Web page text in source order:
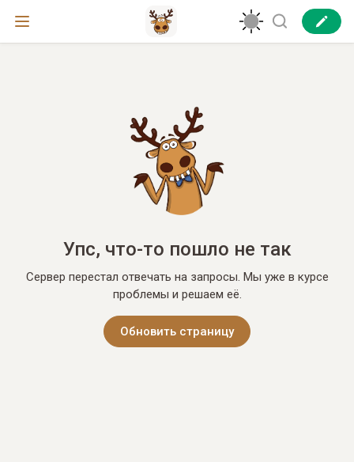
Упс, что-то пошло не так
Сервер перестал отвечать на запросы. Мы уже в курсе
проблемы и решаем её.
Обновить страницу